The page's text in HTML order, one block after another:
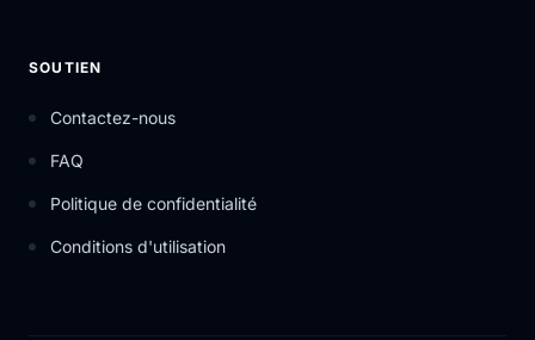
SOUTIEN
Contactez-nous
FAQ
Politique de confidentialité
Conditions d'utilisation